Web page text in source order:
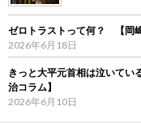
ゼロトラストって何？ 【岡
2026年6月18日
きっと大平元首相は泣いて
治コラム】
2026年6月10日